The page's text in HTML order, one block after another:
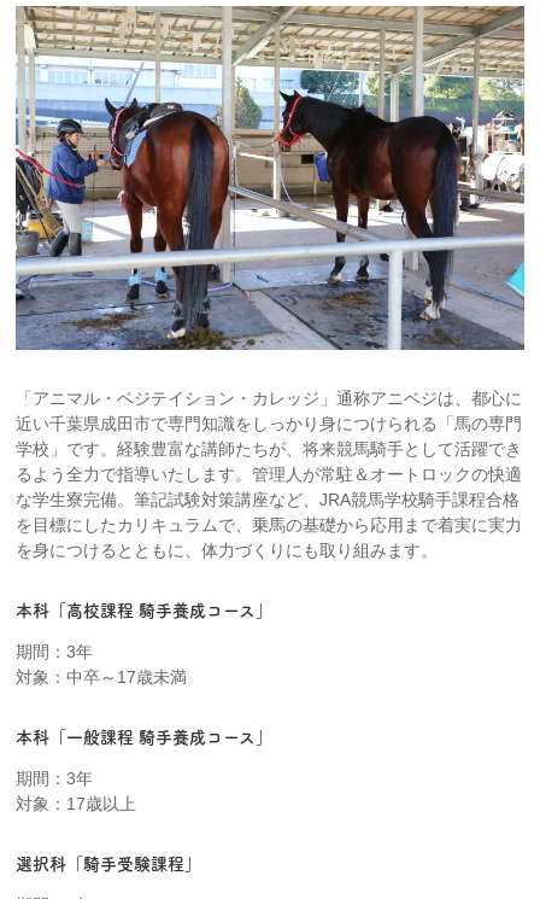
「アニマル・ベジテイション・カレッジ」通称アニベジは、都心に
近い千葉県成田市で専門知識をしっかり身につけられる「馬の専門
学校」です。経験豊富な講師たちが、将来競馬騎手として活躍でき
るよう全力で指導いたします。管理人が常駐＆オートロックの快適
な学生寮完備。筆記試験対策講座など、JRA競馬学校騎手課程合格
を目標にしたカリキュラムで、乗馬の基礎から応用まで着実に実力
を身につけるとともに、体力づくりにも取り組みます。
本科「高校課程 騎手養成コース」
期間：3年
対象：中卒～17歳未満
本科「一般課程 騎手養成コース」
期間：3年
対象：17歳以上
選択科「騎手受験課程」